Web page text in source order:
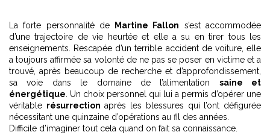
La forte personnalité de Martine Fallon s’est accommodée
d’une trajectoire de vie heurtée et elle a su en tirer tous les
enseignements. Rescapée d’un terrible accident de voiture, elle
a toujours affirmée sa volonté de ne pas se poser en victime et a
trouvé, après beaucoup de recherche et d’approfondissement,
sa voie dans le domaine de l’alimentation saine et
énergétique . Un choix personnel qui lui a permis d’opérer une
véritable résurrection après les blessures qui l’ont défigurée
nécessitant une quinzaine d’opérations au fil des années.
Difficile d’imaginer tout cela quand on fait sa connaissance.